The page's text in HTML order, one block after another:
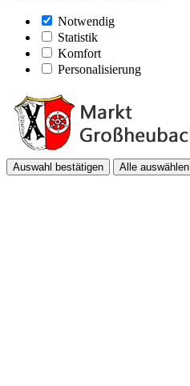
Notwendig
Statistik
Komfort
Personalisierung
Auswahl bestätigen Alle auswählen